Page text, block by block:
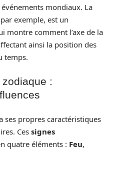
mondiaux. La
exemple, est un
montre comment l’axe de la
ainsi la position des
temps.
:
ses propres caractéristiques
Ces signes
quatre éléments : Feu,